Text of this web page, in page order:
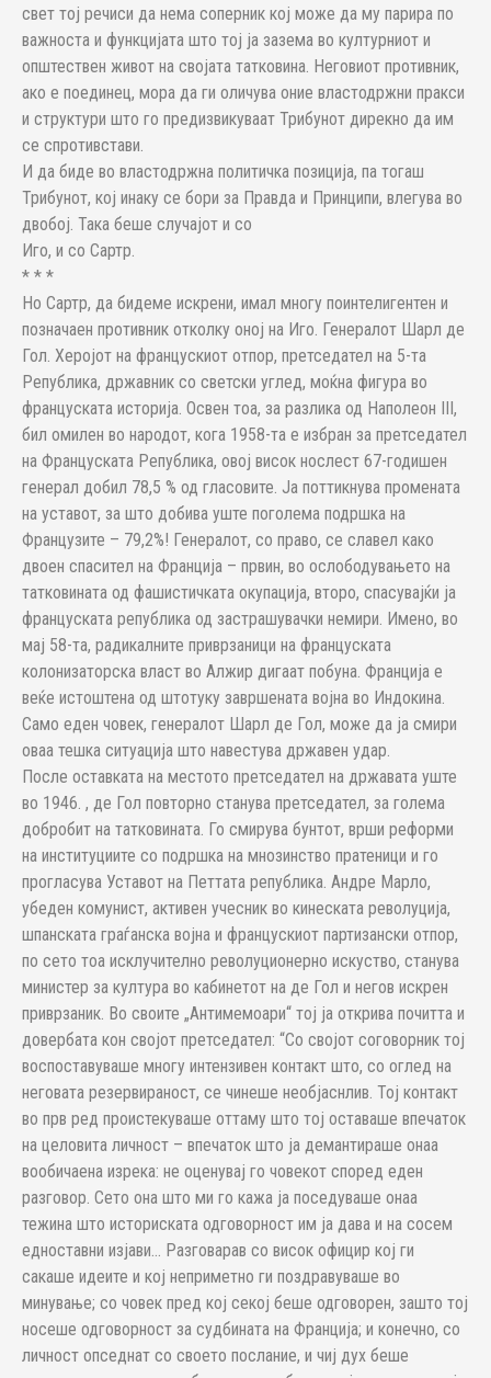
свет тој речиси да нема соперник кој може да му парира по
важноста и функцијата што тој ја зазема во културниот и
општествен живот на својата татковина. Неговиот противник,
ако е поединец, мора да ги оличува оние властодржни пракси
и структури што го предизвикуваат Трибунот дирекно да им
се спротивстави.
И да биде во властодржна политичка позиција, па тогаш
Трибунот, кој инаку се бори за Правда и Принципи, влегува во
двобој. Така беше случајот и со
Иго, и со Сартр.
* * *
Но Сартр, да бидеме искрени, имал многу поинтелигентен и
позначаен противник отколку оној на Иго. Генералот Шарл де
Гол. Херојот на францускиот отпор, претседател на 5-та
Република, државник со светски углед, моќна фигура во
француската историја. Освен тоа, за разлика од Наполеон III,
бил омилен во народот, кога 1958-та е избран за претседател
на Француската Република, овој висок нослест 67-годишен
генерал добил 78,5 % од гласовите. Ја поттикнува промената
на уставот, за што добива уште поголема подршка на
Французите – 79,2%! Генералот, со право, се славел како
двоен спасител на Франција – првин, во ослободувањето на
татковината од фашистичката окупација, второ, спасувајќи ја
француската република од застрашувачки немири. Имено, во
мај 58-та, радикалните приврзаници на француската
колонизаторска власт во Алжир дигаат побуна. Франција е
веќе истоштена од штотуку завршената војна во Индокина.
Само еден човек, генералот Шарл де Гол, може да ја смири
оваа тешка ситуација што навестува државен удар.
После оставката на местото претседател на државата уште
во 1946. , де Гол повторно станува претседател, за голема
добробит на татковината. Го смирува бунтот, врши реформи
на институциите со подршка на мнозинство пратеници и го
прогласува Уставот на Петтата република. Андре Марло,
убеден комунист, активен учесник во кинеската револуција,
шпанската граѓанска војна и францускиот партизански отпор,
по сето тоа исклучително револуционерно искуство, станува
министер за култура во кабинетот на де Гол и негов искрен
приврзаник. Во своите „Антимемоари“ тој ја открива почитта и
довербата кон својот претседател: “Со својот соговорник тој
воспоставуваше многу интензивен контакт што, со оглед на
неговата резервираност, се чинеше необјаснлив. Тој контакт
во прв ред проистекуваше оттаму што тој оставаше впечаток
на целовита личност – впечаток што ја демантираше онаа
вообичаена изрека: не оценувај го човекот според еден
разговор. Сето она што ми го кажа ја поседуваше онаа
тежина што историската одговорност им ја дава и на сосем
едноставни изјави… Разговарав со висок официр кој ги
сакаше идеите и кој неприметно ги поздравуваше во
минување; со човек пред кој секој беше одговорен, зашто тој
носеше одговорност за судбината на Франција; и конечно, со
личност опседнат со своето послание, и чиј дух беше